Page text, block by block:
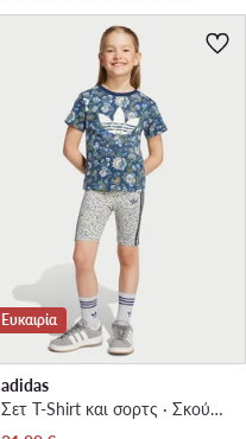
Ευκαιρία
adidas
Σετ T-Shirt και σορτς · Σκούρο μπλε